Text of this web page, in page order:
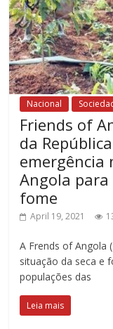
Nacional
Friends of
da
emergência
Angola
fome
April 19, 2021
A Frends of Angola
situação da seca e
populações das
Leia mais